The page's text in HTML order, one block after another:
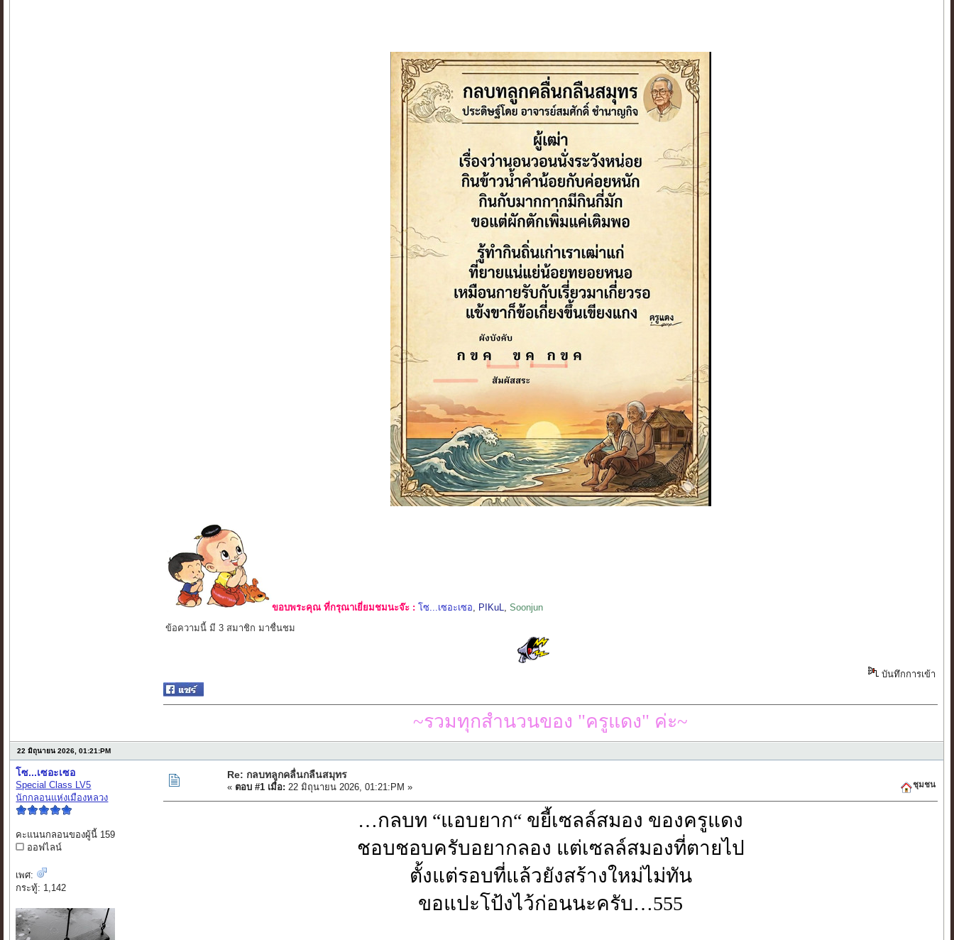
ขอบพระคุณ ที่กรุณาเยี่ยมชมนะจ๊ะ : โซ...เซอะเซอ, PIKuL,Soonjun
ข้อความนี้ มี 3 สมาชิก มาชื่นชม
บันทึกการเข้า
~รวมทุกสำนวนของ "ครูแดง" ค่ะ~
22 มิถุนายน 2026, 01:21:PM
โซ...เซอะเซอ
Special Class LV5
นักกลอนแห่งเมืองหลวง
คะแนนกลอนของผู้นี้ 159
ออฟไลน์
เพศ:
กระทู้: 1,142
Re: กลบทลูกคลื่นกลืนสมุทร
« ตอบ #1 เมื่อ: 22 มิถุนายน 2026, 01:21:PM » ชุมชน
…กลบท “แอบยาก“ ขยี้เซลล์สมอง ของครูแดง
ชอบชอบครับอยากลอง แต่เซลล์สมองที่ตายไป
ตั้งแต่รอบที่แล้วยังสร้างใหม่ไม่ทัน
ขอแปะโป้งไว้ก่อนนะครับ…555